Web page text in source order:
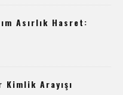
Asırlık Hasret:
Arayışı